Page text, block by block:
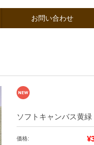
お問い合わせ
ソフトキャンバス黄緑
価格: